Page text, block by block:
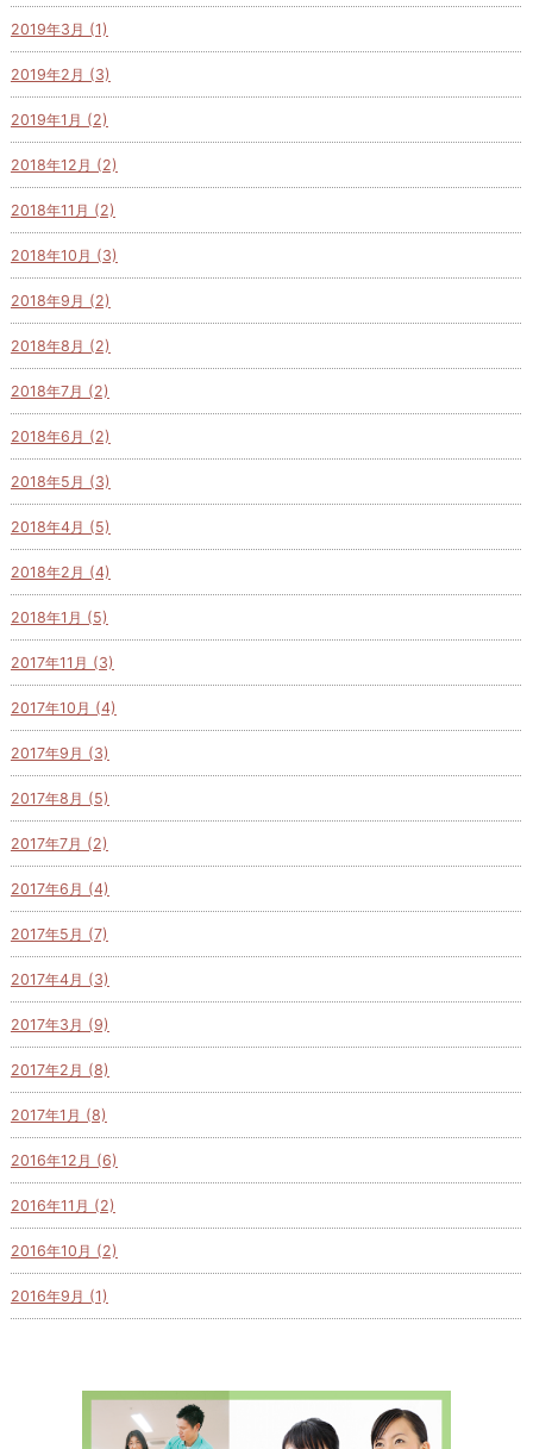
2019年3月 (1)
2019年2月 (3)
2019年1月 (2)
2018年12月 (2)
2018年11月 (2)
2018年10月 (3)
2018年9月 (2)
2018年8月 (2)
2018年7月 (2)
2018年6月 (2)
2018年5月 (3)
2018年4月 (5)
2018年2月 (4)
2018年1月 (5)
2017年11月 (3)
2017年10月 (4)
2017年9月 (3)
2017年8月 (5)
2017年7月 (2)
2017年6月 (4)
2017年5月 (7)
2017年4月 (3)
2017年3月 (9)
2017年2月 (8)
2017年1月 (8)
2016年12月 (6)
2016年11月 (2)
2016年10月 (2)
2016年9月 (1)